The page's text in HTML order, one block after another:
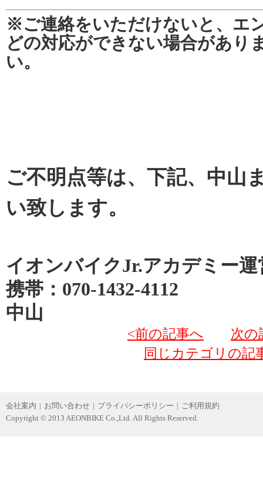
※ご連絡をいただけないと、エ
どの対応ができない場合があり
い。
ご不明点等は、下記、中山
い致します。
イオンバイクJr.アカデミー
携帯：070-1432-4112
中山
<前の記事へ
次の
同じカテゴリの記
会社案内 | お問い合わせ | プライバシーポリシー | ご利用規約
Copyright © 2013 AEONBIKE Co.,Ltd. All Rights Reserved.